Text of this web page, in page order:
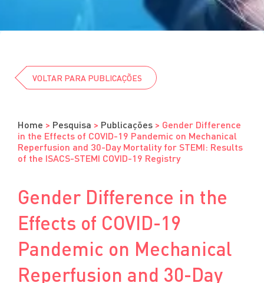
VOLTAR PARA PUBLICAÇÕES
Home > Pesquisa > Publicações > Gender Difference
in the Effects of COVID-19 Pandemic on Mechanical
Reperfusion and 30-Day Mortality for STEMI: Results
of the ISACS-STEMI COVID-19 Registry
Gender Difference in the
Effects of COVID-19
Pandemic on Mechanical
Reperfusion and 30-Day